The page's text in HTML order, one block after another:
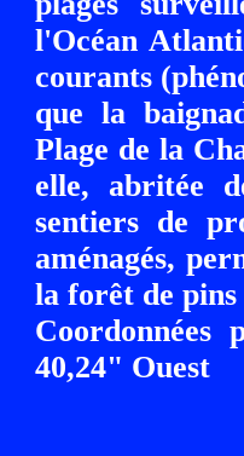
l'Océan
courants
que la
Plage de la
elle, abritée
sentiers de
aménagés,
la forêt de
40,24" Ouest